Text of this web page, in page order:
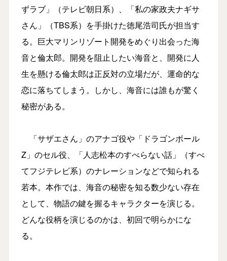
ずラブ」（テレビ朝日系）、「私の家政夫ナギサ
さん」（TBS系）を手掛けた徳尾浩司氏が担当す
る。巨大マリンリゾート開発をめぐり出会った海
音と倫太郎。開発を阻止したい海音と、開発に人
生を懸ける倫太郎は正反対の立場だが、運命的な
恋に落ちてしまう。しかし、海音には誰もが驚く
秘密がある。
「サザエさん」のアナゴ役や「ドラゴンボール
Z」のセル役、「人志松本のすべらない話」（すべ
てフジテレビ系）のナレーションなどで知られる
若本。本作では、海音の秘密を知る数少ない存在
として、物語の鍵を握るキャラクターを演じる。
どんな役柄を演じるのかは、初回で明らかにな
る。